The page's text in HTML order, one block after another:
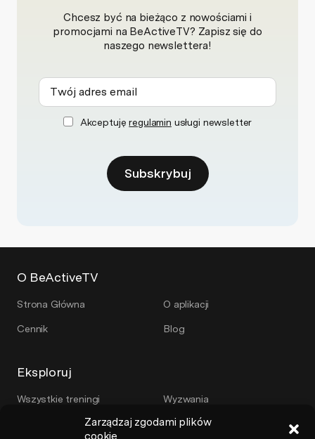
Zarządzaj zgodami plików
cookie
Chcesz być na bieżąco z nowościami i
promocjami na BeActiveTV? Zapisz się do
naszego newslettera!
Akceptujęregulamin usługi newsletter
Subskrybuj
O BeActiveTV
Strona Główna O aplikacji
Cennik Blog
Eksploruj
Wszystkie treningi Wyzwania
Plany treningowe Serie